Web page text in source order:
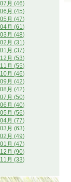
月 (46)
月 (45)
月 (47)
月 (61)
月 (48)
月 (31)
月 (37)
月 (53)
月 (55)
月 (46)
月 (42)
月 (42)
月 (50)
月 (40)
月 (56)
月 (77)
月 (63)
月 (49)
月 (47)
月 (90)
月 (33)